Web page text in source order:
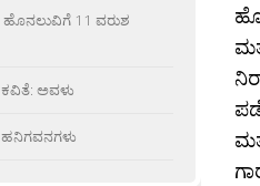
ಹೊನಲುವಿಗೆ 11 ವರುಶ
ಕವಿತೆ: ಅವಳು
ಹನಿಗವನಗಳು